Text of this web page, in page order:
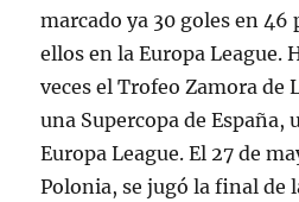
marcado ya 30 goles en 46
ellos en la Europa League.
veces el Trofeo Zamora de
una Supercopa de España,
Europa League. El 27 de
Polonia, se jugó la final de